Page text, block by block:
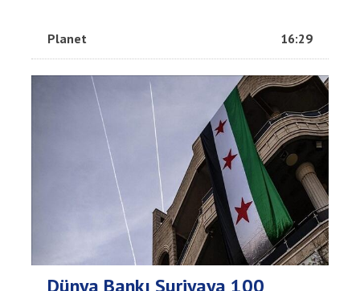
Planet 16:29
Dünya Bankı Suriyaya 100